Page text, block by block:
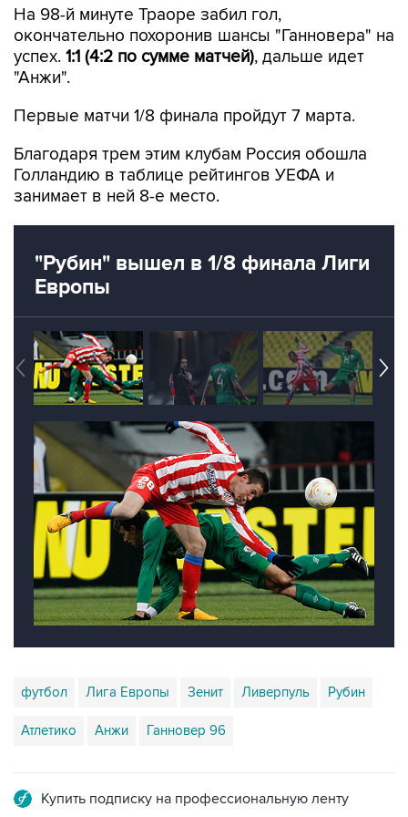
На 98-й минуте Траоре забил гол,
окончательно похоронив шансы "Ганновера" на
успех. 1:1 (4:2 по сумме матчей), дальше идет
"Анжи".
Первые матчи 1/8 финала пройдут 7 марта.
Благодаря трем этим клубам Россия обошла
Голландию в таблице рейтингов УЕФА и
занимает в ней 8-е место.
"Рубин" вышел в 1/8 финала Лиги
Европы
футбол Лига Европы Зенит Ливерпуль Рубин
Атлетико Анжи Ганновер 96
Купить подписку на профессиональную ленту